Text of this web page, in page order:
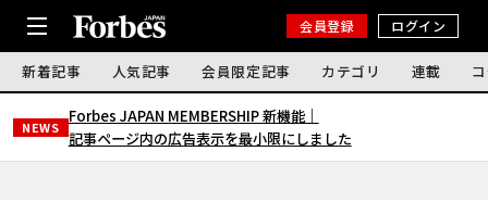
会員登録 ログイン
新着記事 人気記事 会員限定記事 カテゴリ 連載
NEWS
Forbes JAPAN MEMBERSHIP 新機能｜
記事ページ内の広告表示を最小限にしました